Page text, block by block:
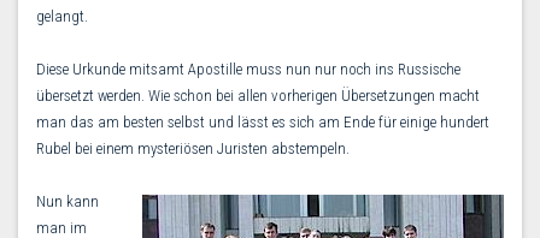
gelangt.
Diese Urkunde mitsamt Apostille muss nun nur noch ins Russische
übersetzt werden. Wie schon bei allen vorherigen Übersetzungen macht
man das am besten selbst und lässt es sich am Ende für einige hundert
Rubel bei einem mysteriösen Juristen abstempeln.
Nun kann
man im